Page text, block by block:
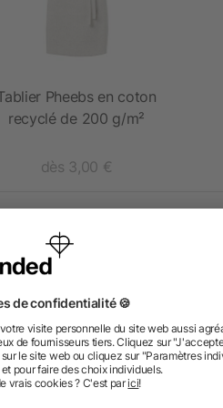
Pheebs en coton
recyclé de 200 g/m²
dès 3,00 €
questions ?
ressembler les données
service pour les créer ?